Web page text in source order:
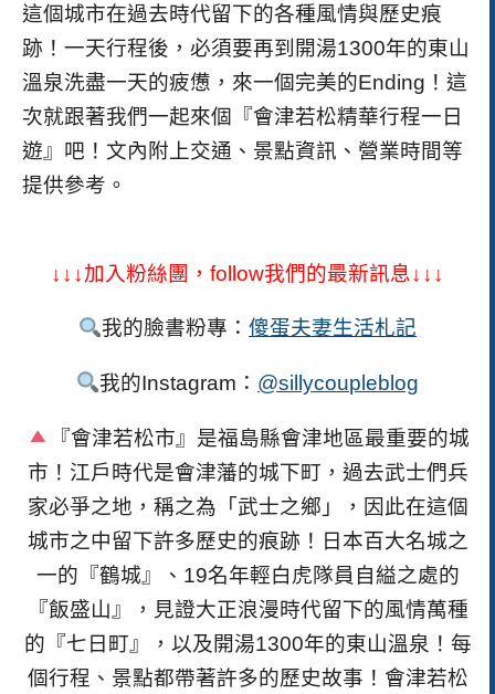
這個城市在過去時代留下的各種風情與歷史痕
跡！一天行程後，必須要再到開湯1300年的東山
溫泉洗盡一天的疲憊，來一個完美的Ending！這
次就跟著我們一起來個『會津若松精華行程一日
遊』吧！ 文內附上交通、景點資訊、營業時間等
提供參考。
↓↓↓加入粉絲團，follow我們的最新訊息↓↓↓
我的臉書粉專：傻蛋夫妻生活札記
我的Instagram： @sillycoupleblog
『會津若松市』是福島縣會津地區最重要的城
市！江戶時代是會津藩的城下町，過去武士們兵
家必爭之地，稱之為「武士之鄉」，因此在這個
城市之中留下許多歷史的痕跡！日本百大名城之
一的『鶴城』、19名年輕白虎隊員自縊之處的
『飯盛山』，見證大正浪漫時代留下的風情萬種
的『七日町』，以及開湯1300年的東山溫泉！每
個行程、景點都帶著許多的歷史故事！會津若松